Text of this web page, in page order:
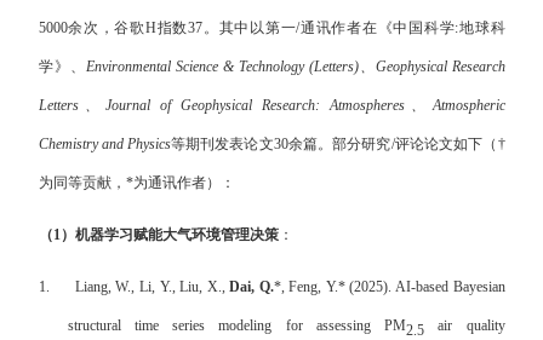
5000余次，谷歌H指数37。其中以第一/通讯作者在 《中国科学:地球科
学》、 Environmental Science & Technology (Letters)、 Geophysical Research
Letters、 Journal of Geophysical Research: Atmospheres 、Atmospheric
Chemistry and Physics等期刊发表论文30余篇。部分研究/评论论文如下（ †
为同等贡献， *为通讯作者）：
（1）机器学习赋能大气环境管理决策：
1. Liang, W., Li, Y., Liu, X.,Dai, Q.*, Feng, Y.*(2025). AI-based Bayesian
structural time series modeling for assessing PM2.5 air quality